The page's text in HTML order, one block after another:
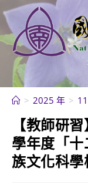
跳
轉
至
內
> 2025 年 >
【教師研
學年度「
族文化科